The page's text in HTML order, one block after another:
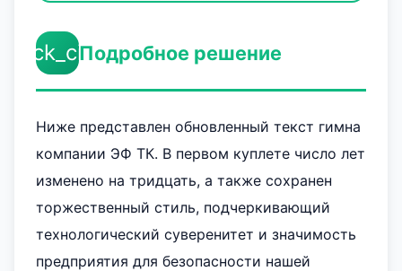
Подробное решение
Ниже представлен обновленный текст гимна
компании ЭФ ТК. В первом куплете число лет
изменено на тридцать, а также сохранен
торжественный стиль, подчеркивающий
технологический суверенитет и значимость
предприятия для безопасности нашей